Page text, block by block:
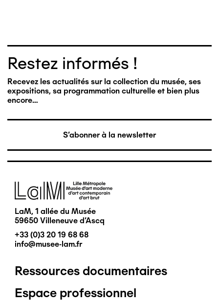
Restez informés !
Recevez les actualités sur la collection du musée, ses
expositions, sa programmation culturelle et bien plus
encore…
S'abonner à la newsletter
Image
LaM, 1 allée du Musée
59650 Villeneuve d'Ascq
+33 (0)3 20 19 68 68
info@musee-lam.fr
Pied
Ressources documentaires
Espace professionnel